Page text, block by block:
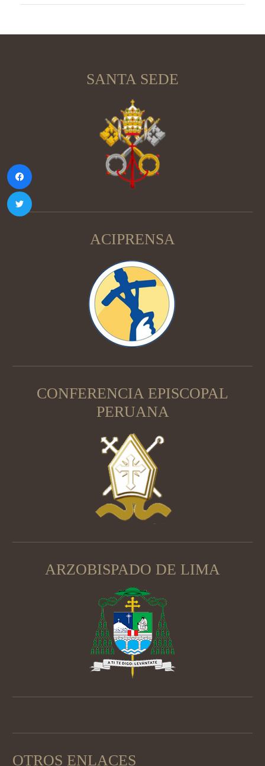
SANTA SEDE
ACIPRENSA
CONFERENCIA EPISCOPAL
PERUANA
ARZOBISPADO DE LIMA
OTROS ENLACES